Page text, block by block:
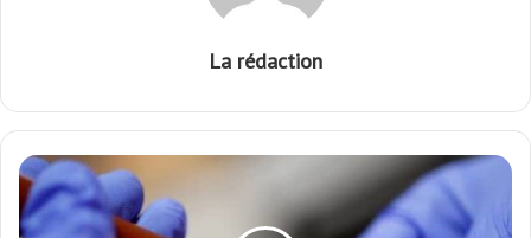
La rédaction